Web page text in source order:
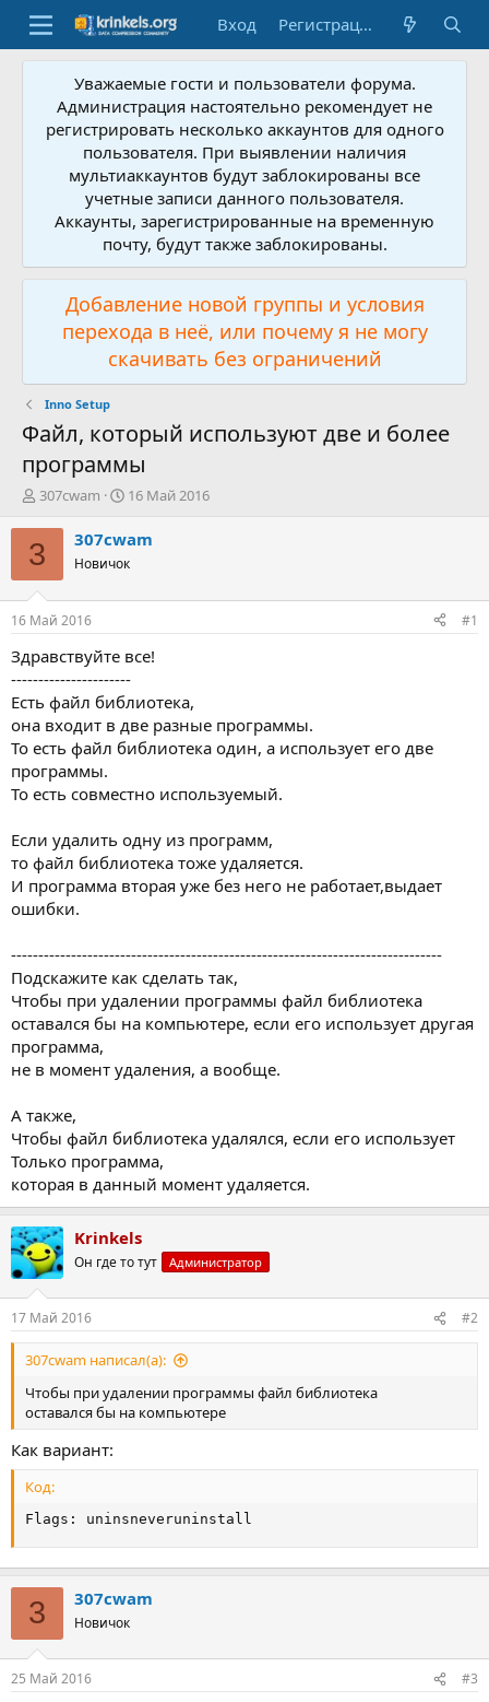
Вход Регистрация
Уважаемые гости и пользователи форума.
Администрация настоятельно рекомендует не
регистрировать несколько аккаунтов для одного
пользователя. При выявлении наличия
мультиаккаунтов будут заблокированы все
учетные записи данного пользователя.
Аккаунты, зарегистрированные на временную
почту, будут также заблокированы.
Добавление новой группы и условия
перехода в неё, или почему я не могу
скачивать без ограничений
Inno Setup
Файл, который используют две и более
программы
А
т
о
т
е
м
ы
307cwam
Д
т
н
а
л
16 Май 2016
3 307cwam
Новичок
16 Май 2016 #1
Здравствуйте все!
----------------------
Есть файл библиотека,
она входит в две разные программы.
То есть файл библиотека один, а использует его две
программы.
То есть совместно используемый.
Если удалить одну из программ,
то файл библиотека тоже удаляется.
И программа вторая уже без него не работает,выдает
ошибки.
-------------------------------------------------------------------------------
Подскажите как сделать так,
Чтобы при удалении программы файл библиотека
оставался бы на компьютере, если его использует другая
программа,
не в момент удаления, а вообще.
А также,
Чтобы файл библиотека удалялся, если его использует
Только программа,
которая в данный момент удаляется.
Krinkels
Он где то тут Администратор
17 Май 2016 #2
307cwam написал(а):
Чтобы при удалении программы файл библиотека
оставался бы на компьютере
Как вариант:
Код:
Flags: uninsneveruninstall
3 307cwam
Новичок
25 Май 2016 #3